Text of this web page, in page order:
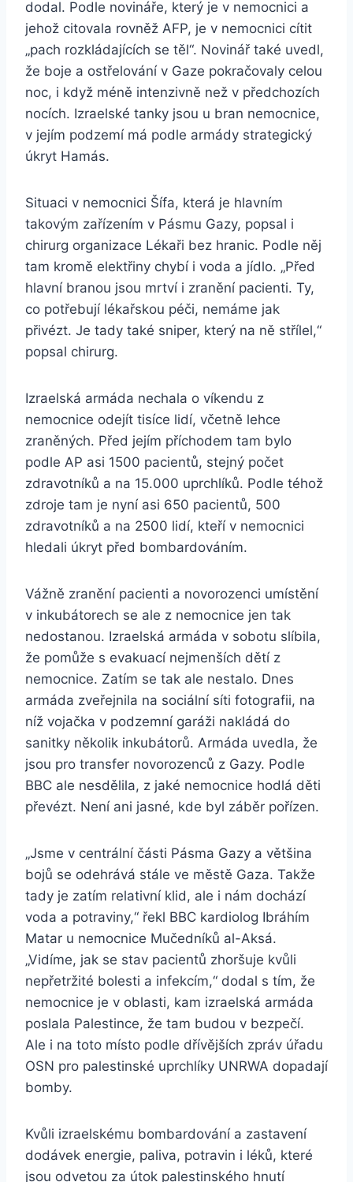
dodal. Podle novináře, který je v nemocnici a
jehož citovala rovněž AFP, je v nemocnici cítit
„pach rozkládajících se těl“. Novinář také uvedl,
že boje a ostřelování v Gaze pokračovaly celou
noc, i když méně intenzivně než v předchozích
nocích. Izraelské tanky jsou u bran nemocnice,
v jejím podzemí má podle armády strategický
úkryt Hamás.
Situaci v nemocnici Šífa, která je hlavním
takovým zařízením v Pásmu Gazy, popsal i
chirurg organizace Lékaři bez hranic. Podle něj
tam kromě elektřiny chybí i voda a jídlo. „Před
hlavní branou jsou mrtví i zranění pacienti. Ty,
co potřebují lékařskou péči, nemáme jak
přivézt. Je tady také sniper, který na ně střílel,“
popsal chirurg.
Izraelská armáda nechala o víkendu z
nemocnice odejít tisíce lidí, včetně lehce
zraněných. Před jejím příchodem tam bylo
podle AP asi 1500 pacientů, stejný počet
zdravotníků a na 15.000 uprchlíků. Podle téhož
zdroje tam je nyní asi 650 pacientů, 500
zdravotníků a na 2500 lidí, kteří v nemocnici
hledali úkryt před bombardováním.
Vážně zranění pacienti a novorozenci umístění
v inkubátorech se ale z nemocnice jen tak
nedostanou. Izraelská armáda v sobotu slíbila,
že pomůže s evakuací nejmenších dětí z
nemocnice. Zatím se tak ale nestalo. Dnes
armáda zveřejnila na sociální síti fotografii, na
níž vojačka v podzemní garáži nakládá do
sanitky několik inkubátorů. Armáda uvedla, že
jsou pro transfer novorozenců z Gazy. Podle
BBC ale nesdělila, z jaké nemocnice hodlá děti
převézt. Není ani jasné, kde byl záběr pořízen.
„Jsme v centrální části Pásma Gazy a většina
bojů se odehrává stále ve městě Gaza. Takže
tady je zatím relativní klid, ale i nám dochází
voda a potraviny,“ řekl BBC kardiolog Ibráhím
Matar u nemocnice Mučedníků al-Aksá.
„Vidíme, jak se stav pacientů zhoršuje kvůli
nepřetržité bolesti a infekcím,“ dodal s tím, že
nemocnice je v oblasti, kam izraelská armáda
poslala Palestince, že tam budou v bezpečí.
Ale i na toto místo podle dřívějších zpráv úřadu
OSN pro palestinské uprchlíky UNRWA dopadají
bomby.
Kvůli izraelskému bombardování a zastavení
dodávek energie, paliva, potravin i léků, které
jsou odvetou za útok palestinského hnutí